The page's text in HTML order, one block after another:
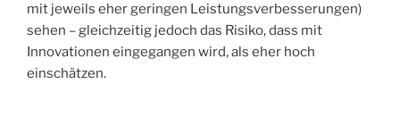
mit jeweils eher geringen Leistungsverbesserungen)
sehen – gleichzeitig jedoch das Risiko, dass mit
Innovationen eingegangen wird, als eher hoch
einschätzen.